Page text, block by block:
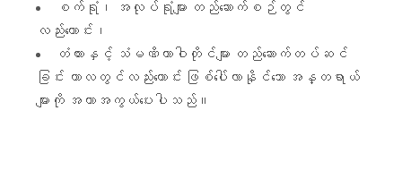
စက်ရုံ၊ အလုပ်ရုံများ တည်ဆောက်စဉ်တွင်
လည်းကောင်း၊
တံတားနှင့် သံမဏိတာဝါတိုင်များ တည်ဆောက်တပ်ဆင်
ခြင်း ကာလတွင်လည်းကောင်း ဖြစ်ပေါ်လာနိုင်သော အန္တရာယ်
များကို အကာအကွယ်ပေးပါသည်။